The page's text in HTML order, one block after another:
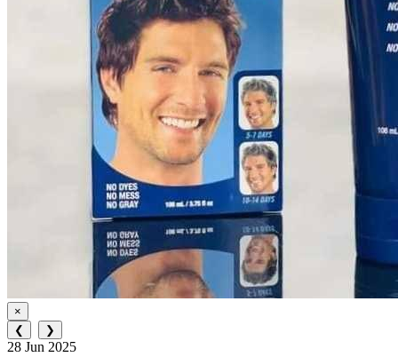
×
❮
❯
28 Jun 2025